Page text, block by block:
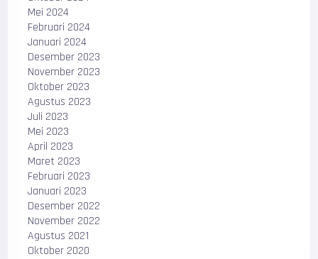
Mei 2024
Februari 2024
Januari 2024
Desember 2023
November 2023
Oktober 2023
Agustus 2023
Juli 2023
Mei 2023
April 2023
Maret 2023
Februari 2023
Januari 2023
Desember 2022
November 2022
Agustus 2021
Oktober 2020